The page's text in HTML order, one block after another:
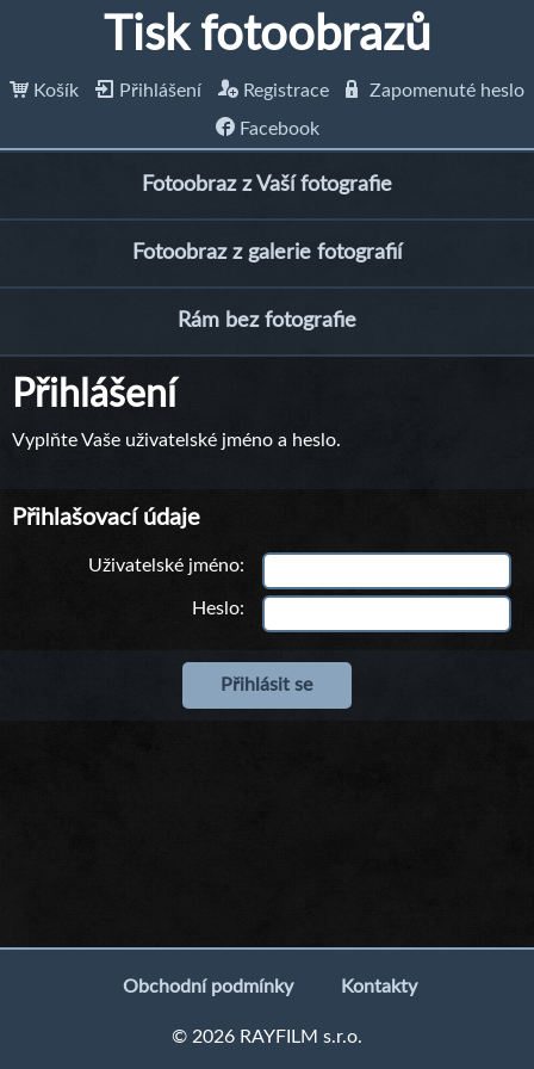
Tisk fotoobrazů
Košík Přihlášení Registrace
Zapomenuté heslo
Facebook
Fotoobraz z Vaší fotografie
Fotoobraz z galerie fotografií
Rám bez fotografie
Přihlášení
Vyplňte Vaše uživatelské jméno a heslo.
Přihlašovací údaje
Uživatelské jméno
Heslo
Obchodní podmínky Kontakty
© 2026 RAYFILM s.r.o.